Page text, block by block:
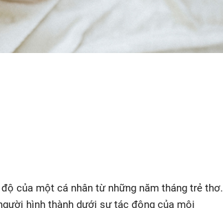
của một cá nhân từ những năm tháng trẻ thơ.
hình thành dưới sự tác động của môi